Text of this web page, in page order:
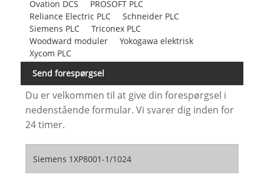
Ovation DCS
PROSOFT PLC
Reliance Electric PLC
Schneider PLC
Siemens PLC
Triconex PLC
Woodward moduler
Yokogawa elektrisk
Xycom PLC
Send forespørgsel
Du er velkommen til at give din forespørgsel i
nedenstående formular. Vi svarer dig inden for
24 timer.